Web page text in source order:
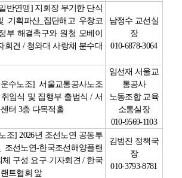
반연맹] 지회장 무기한 단식
기획파산_ 집단해고 우창코
부 해결촉구와 원청 모베이
회견 / 청와대 사랑채 분수대
남정수 교선실
장
010-6878-3064
수노조]서울교통공사노조
임식 및 집행부 출범식/ 서
터 3층 다목적홀
임선재 서울교
통공사
노동조합 교육
소통실장
010-9569-1103
조] 2026년 조선노연 공동투
선노연-한국조선해양플랜
체 구성 요구 기자회견/ 한국
트협회 앞
김범진 정책국
장
010-3793-8781